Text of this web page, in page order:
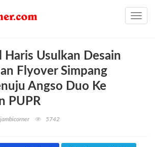
Haris Usulkan Desain
Flyover Simpang
Angso Duo Ke
PUPR
jambicorner 5742